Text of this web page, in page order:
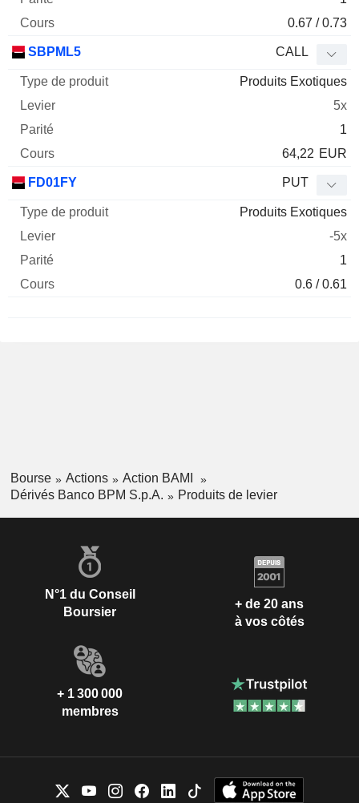
0.67 / 0.73
SBPML5 CALL
Produits Exotiques
5x
1
64,22 EUR
FD01FY PUT
Produits Exotiques
-5x
1
0.6 / 0.61
Bourse Actions
Action BAMI
Dérivés Banco BPM S.p.A.
Produits de levier
N°1 du Conseil
Boursier
+ de 20 ans
à vos côtés
+ 1 300 000
membres